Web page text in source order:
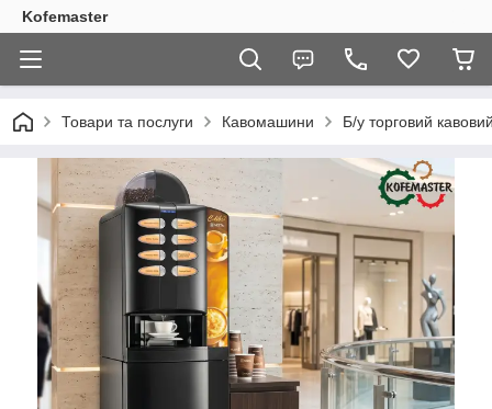
Kofemaster
Товари та послуги Кавомашини Б/у торговий